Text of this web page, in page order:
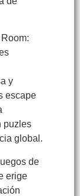
y
escape
puzles
global.
de
erige